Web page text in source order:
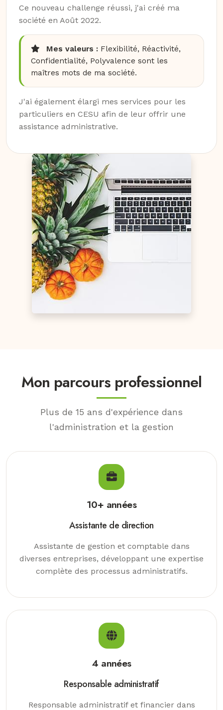
Ce nouveau challenge réussi, j'ai créé ma
société en Août 2022.
Mes valeurs : Flexibilité, Réactivité,
Confidentialité, Polyvalence sont les
maîtres mots de ma société.
J'ai également élargi mes services pour les
particuliers en CESU afin de leur offrir une
assistance administrative.
Mon parcours professionnel
Plus de 15 ans d'expérience dans
l'administration et la gestion
10+ années
Assistante de direction
Assistante de gestion et comptable dans
diverses entreprises, développant une expertise
complète des processus administratifs.
4 années
Responsable administratif
Responsable administratif et financier dans